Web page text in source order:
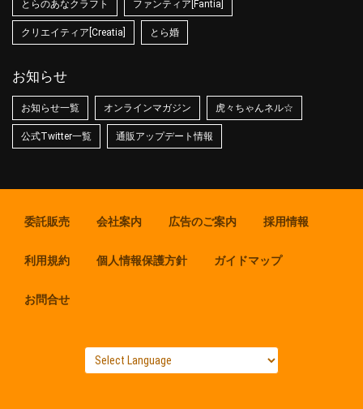
とらのあなクラフト ファンティア[Fantia]
クリエイティア[Creatia] とら婚
お知らせ
お知らせ一覧 オンラインマガジン 虎々ちゃんネル☆
公式Twitter一覧 通販アップデート情報
委託販売 会社案内 広告のご案内 採用情報
利用規約 個人情報保護方針 ガイドマップ
お問合せ